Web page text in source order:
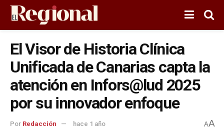
El Visor de Historia Clínica
Unificada de Canarias capta la
atención en Infors@lud 2025
por su innovador enfoque
Por Redacción hace 1 año AA